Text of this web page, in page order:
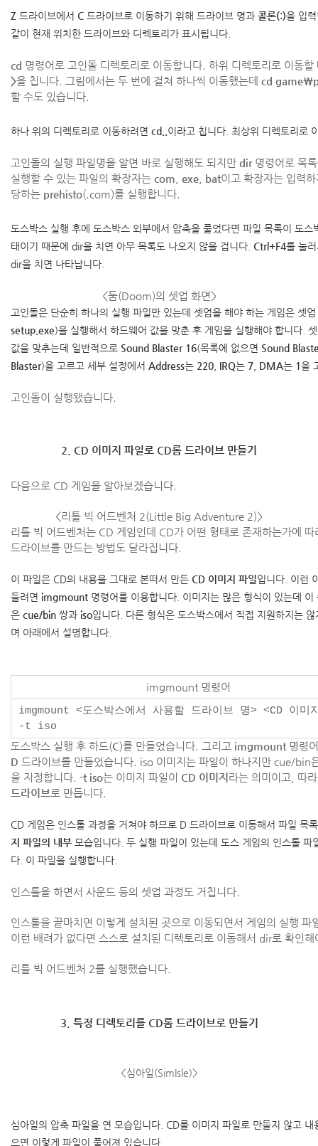
Z 드라이브에서 C 드라이브로 이동하기 위해 드라이브 명과 콜론(:)을 입
같이 현재 위치한 드라이브와 디렉토리가 표시됩니다.
cd 명령어로 고인돌 디렉토리로 이동합니다. 하위 디렉토리로 이동
>을 칩니다. 그림에서는 두 번에 걸쳐 하나씩 이동했는데 cd
할 수도 있습니다.
하나 위의 디렉토리로 이동하려면 cd.. 이라고 칩니다. 최상위 디렉토리로
고인돌의 실행 파일명을 알면 바로 실행해도 되지만 dir명령어로 목
실행할 수 있는 파일의 확장자는 com exe bat이고 확장자는 입력
당하는 prehisto(.com)를 실행합니다.
도스박스 실행 후에 도스박스 외부에서 압축을 풀었다면 파일 목록이 도
태이기 때문에 dir을 치면 아무 목록도 나오지 않을 겁니다. Ctrl+F4를 눌
dir을 치면 나타납니다.
<둠(Doom)의 셋업 화면>
고인돌은 단순히 하나의 실행 파일만 있는데 셋업을 해야 하는 게임은 셋
setup.exe)을 실행해서 하드웨어 값을 맞춘 후 게임을 실행해야 합니다.
값을 맞추는데 일반적으로 Sound Blaster 16(목록에 없으면 Sound
Blaster)을 고르고 세부 설정에서 Address는 220 IRQ는 7 DMA는 1을
고인돌이 실행됐습니다.
2. CD 이미지 파일로 CD롬 드라이브 만들기
다음으로 CD 게임을 알아보겠습니다.
<리틀 빅 어드벤처 2(Little Big Adventure 2)>
리틀 빅 어드벤처는 CD 게임인데 CD가 어떤 형태로 존재하는가에
드라이브를 만드는 방법도 달라집니다.
이 파일은 CD의 내용을 그대로 본떠서 만든 CD 이미지 파일입니다. 이런
들려면 imgmount 명령어를 이용합니다. 이미지는 많은 형식이 있는데
은 cue/bin 쌍과 iso입니다. 다른 형식은 도스박스에서 직접 지원하지는
며 아래에서 설명합니다.
imgmount 명령어
imgmount <도스박스에서 사용할 드라이브 명> <CD 이미
-t iso
도스박스 실행 후 하드(C)를 만들었습니다. 그리고 imgmount 명령
D 드라이브를 만들었습니다. iso 이미지는 파일이 하나지만 cue/bin
을 지정합니다. -t iso는 이미지 파일이 CD 이미지 라는 의미이고, 따
드라이브 로 만듭니다.
CD 게임은 인스톨 과정을 거쳐야 하므로 D 드라이브로 이동해서 파일 목
지 파일의 내부 모습입니다. 두 실행 파일이 있는데 도스 게임의 인스톨 파
다. 이 파일을 실행합니다.
인스톨을 하면서 사운드 등의 셋업 과정도 거칩니다.
인스톨을 끝마치면 이렇게 설치된 곳으로 이동되면서 게임의 실행 파
이런 배려가 없다면 스스로 설치된 디렉토리로 이동해서 dir로 확인해
리틀 빅 어드벤처 2를 실행했습니다.
3. 특정 디렉토리를 CD롬 드라이브로 만들기
<심아일(SimIsle)>
심아일의 압축 파일을 연 모습입니다. CD를 이미지 파일로 만들지 않고
으면 이렇게 파일이 풀어져 있습니다.